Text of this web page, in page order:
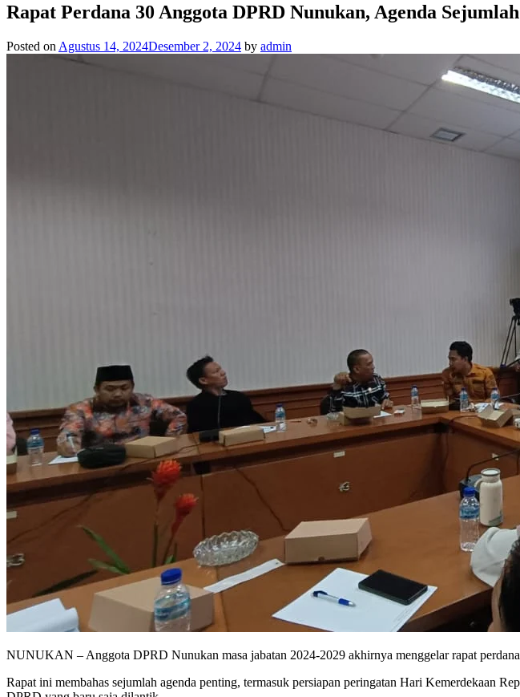
Rapat Perdana 30 Anggota DPRD Nunukan, Agenda
Posted on Agustus 14, 2024Desember 2, 2024 by admin
NUNUKAN – Anggota DPRD Nunukan masa jabatan 2024-2029 akhirnya menggelar rapat
Rapat ini membahas sejumlah agenda penting, termasuk persiapan peringatan Hari Kemerdekaan